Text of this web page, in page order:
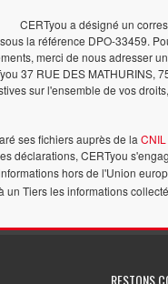
CERTyou a désigné un
la référence DPO-33459.
merci de nous adresser
37 RUE DES MATHURINS,
sur l'ensemble de vos
ses fichiers auprès de la CNIL
déclarations, CERTyou
hors de l'Union
un Tiers les informations
RESTONS